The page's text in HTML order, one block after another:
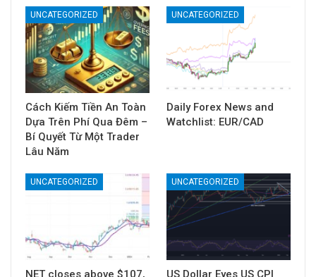
UNCATEGORIZED
Cách Kiếm Tiền An Toàn
Dựa Trên Phí Qua Đêm –
Bí Quyết Từ Một Trader
Lâu Năm
UNCATEGORIZED
Daily Forex News and
Watchlist: EUR/CAD
UNCATEGORIZED
NET closes above $107,
UNCATEGORIZED
US Dollar Eyes US CPI